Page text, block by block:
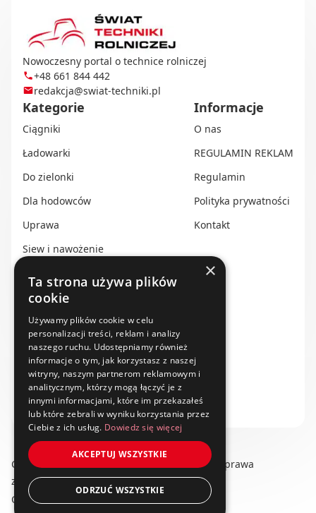
Nowoczesny portal o technice rolniczej
+48 661 844 442
redakcja@swiat-techniki.pl
Kategorie
Ciągniki
Ładowarki
Do zielonki
Dla hodowców
Uprawa
Siew i nawożenie
Transport i przechowywanie
Do zbioru
Rolnictwo precyzyjne
Dealerzy
Ze świata techniki rolniczej
Informacje
O nas
REGULAMIN REKLAM
Regulamin
Polityka prywatności
Kontakt
Copyright © 2025 swiat-techniki.pl. Wszelkie prawa
zastrzeżone.
Obserwuj nas na:
×
Ta strona używa plików
cookie
Używamy plików cookie w celu
personalizacji treści, reklam i analizy
naszego ruchu. Udostępniamy również
informacje o tym, jak korzystasz z naszej
witryny, naszym partnerom reklamowym i
analitycznym, którzy mogą łączyć je z
innymi informacjami, które im przekazałeś
lub które zebrali w wyniku korzystania przez
Ciebie z ich usług. Dowiedz się więcej
AKCEPTUJ WSZYSTKIE
ODRZUĆ WSZYSTKIE